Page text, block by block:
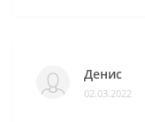
Денис
02.03.2022